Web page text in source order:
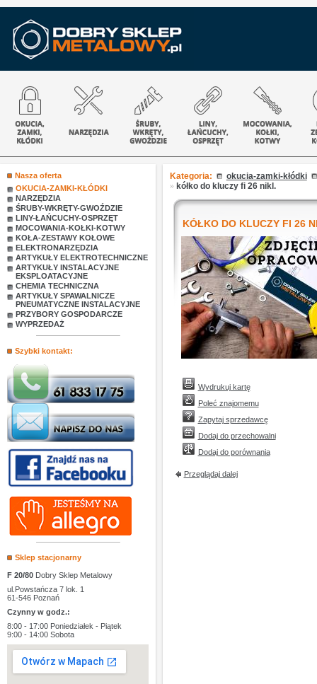
Nasza oferta
OKUCIA-ZAMKI-KŁÓDKI
NARZĘDZIA
ŚRUBY-WKRĘTY-GWOŹDZIE
LINY-ŁAŃCUCHY-OSPRZĘT
MOCOWANIA-KOŁKI-KOTWY
KOŁA-ZESTAWY KOŁOWE
ELEKTRONARZĘDZIA
ARTYKUŁY ELEKTROTECHNICZNE
ARTYKUŁY INSTALACYJNE
EKSPLOATACYJNE
CHEMIA TECHNICZNA
ARTYKUŁY SPAWALNICZE
PNEUMATYCZNE INSTALACYJNE
PRZYBORY GOSPODARCZE
WYPRZEDAŻ
Szybki kontakt:
Sklep stacjonarny
F 20/80 Dobry Sklep Metalowy
ul.Powstańcza 7 lok. 1
61-546 Poznań
Czynny w godz.:
8:00 - 17:00 Poniedziałek - Piątek
9:00 - 14:00 Sobota
Kategoria:
okucia-zamki-kłódki
» kółko do kluczy fi 26 nikl.
KÓŁKO DO KLUCZY FI 26
Wydrukuj kartę
Poleć znajomemu
Zapytaj sprzedawcę
Dodaj do przechowalni
Dodaj do porównania
Przeglądaj dalej